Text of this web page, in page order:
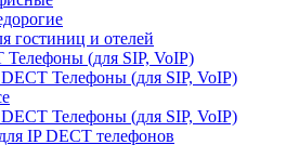
гостиниц и отелей
Телефоны (для SIP, VoIP)
Телефоны (для SIP, VoIP)
Телефоны (для SIP, VoIP)
IP DECT телефонов